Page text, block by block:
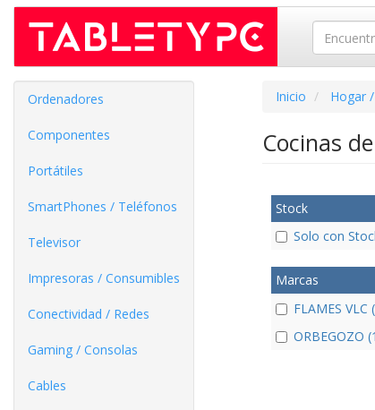
Ordenadores
Componentes
Portátiles
SmartPhones / Teléfonos
Televisor
Impresoras / Consumibles
Conectividad / Redes
Gaming / Consolas
Cables
Inicio Hogar
Cocinas
Stock
Solo con
Marcas
FLAMES VLC
ORBEGOZO